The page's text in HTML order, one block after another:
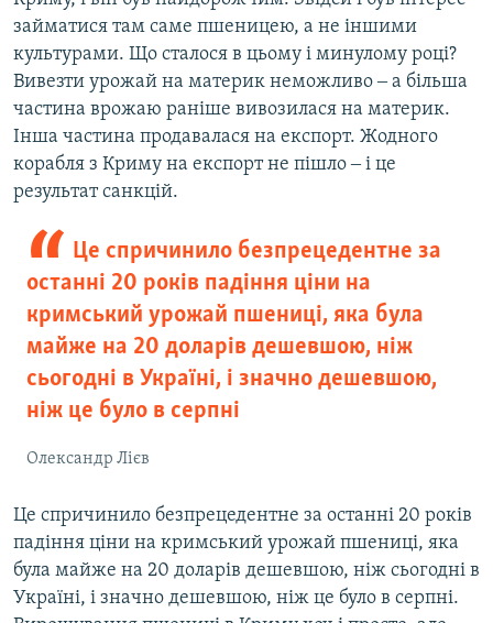
займатися там саме пшеницею, а не іншими
культурами. Що сталося в цьому і минулому році?
Вивезти урожай на материк неможливо ‒ а більша
частина врожаю раніше вивозилася на материк.
Інша частина продавалася на експорт. Жодного
корабля з Криму на експорт не пішло ‒ і це
результат санкцій.
Це спричинило безпрецедентне за
останні 20 років падіння ціни на
кримський урожай пшениці, яка була
майже на 20 доларів дешевшою, ніж
сьогодні в Україні, і значно дешевшою,
ніж це було в серпні
Олександр Лієв
Це спричинило безпрецедентне за останні 20 років
падіння ціни на кримський урожай пшениці, яка
була майже на 20 доларів дешевшою, ніж сьогодні в
Україні, і значно дешевшою, ніж це було в серпні.